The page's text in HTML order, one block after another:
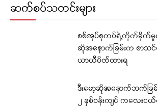
ဆက်စပ်သတင်းများ
စစ်အုပ်စုတပ်ရဲ့တိုက်ခိုက်မှုတွ
ဆိုအနောက်ခြမ်းက စာသင်
ယာယီပိတ်ထားရ
ဒီးမော့ဆိုအနောက်ဘက်ခြမ်
၂ နှစ်ဝန်းကျင် ကလေး